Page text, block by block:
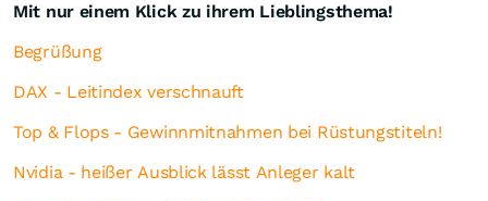
Mit nur einem Klick zu ihrem Lieblingsthema!
Begrüßung
DAX - Leitindex verschnauft
Top & Flops - Gewinnmitnahmen bei Rüstungstiteln!
Nvidia - heißer Ausblick lässt Anleger kalt